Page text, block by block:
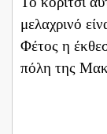
μελαχρινό
Φέτος η
πόλη της